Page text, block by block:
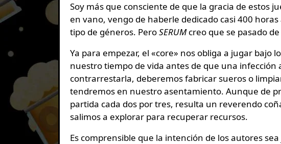
Soy más que consciente de que la gracia de estos
en vano, vengo de haberle dedicado casi 400 horas
tipo de géneros. PeroSERUMcreo que se pasado
Ya para empezar, el «core» nos obliga a jugar
nuestro tiempo de vida antes de que una infección
contrarrestarla, deberemos fabricar sueros o
tendremos en nuestro asentamiento. Aunque de
partida cada dos por tres, resulta un reverendo
salimos a explorar para recuperar recursos.
Es comprensible que la intención de los autores